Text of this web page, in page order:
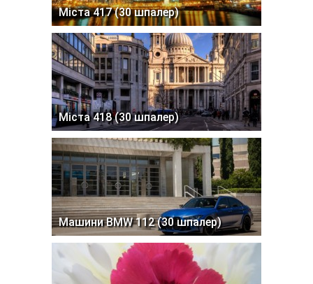
Міста 417 (30 шпалер)
Міста 418 (30 шпалер)
Машини BMW 112 (30 шпалер)